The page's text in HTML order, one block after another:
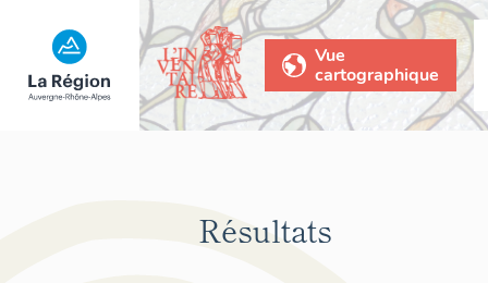
Vue
cartographique
Résultats